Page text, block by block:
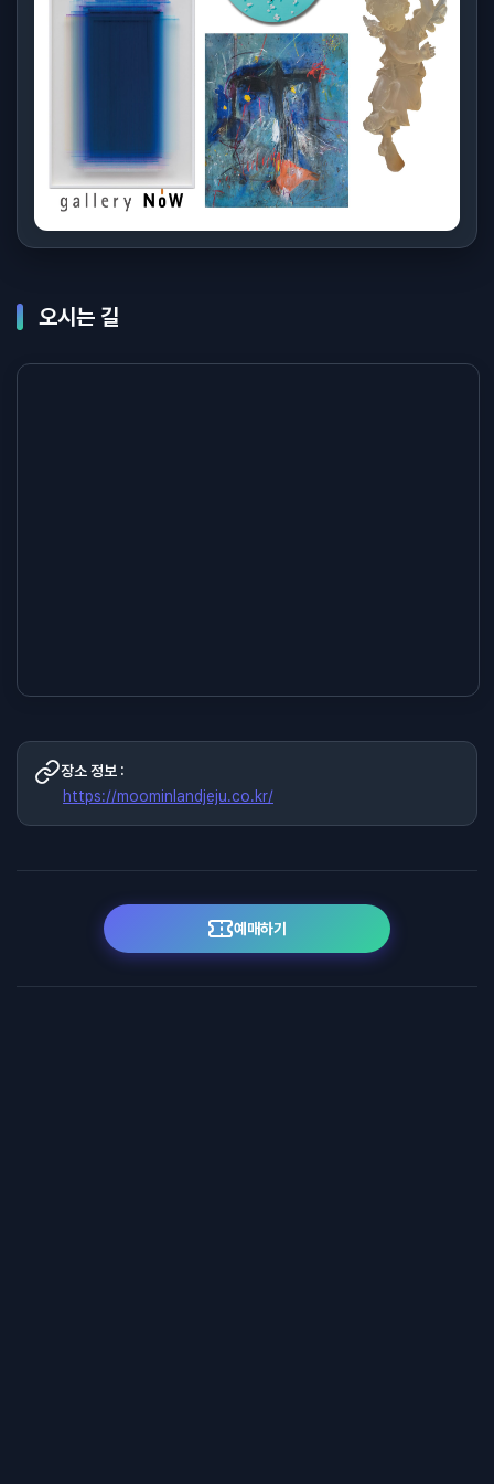
오시는 길
장소 정보 :
https://moominlandjeju.co.kr/
예매하기